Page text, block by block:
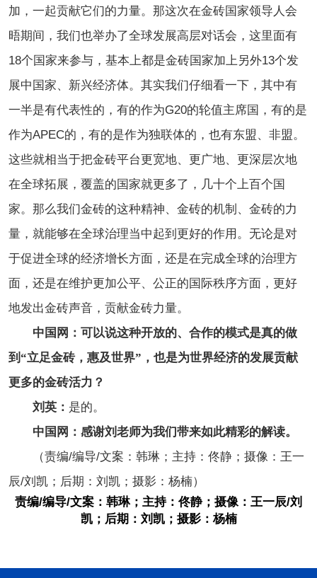
加，一起贡献它们的力量。那这次在金砖国家领导人会
晤期间，我们也举办了全球发展高层对话会，这里面有
18个国家来参与，基本上都是金砖国家加上另外13个发
展中国家、新兴经济体。其实我们仔细看一下，其中有
一半是有代表性的，有的作为G20的轮值主席国，有的是
作为APEC的，有的是作为独联体的，也有东盟、非盟。
这些就相当于把金砖平台更宽地、更广地、更深层次地
在全球拓展，覆盖的国家就更多了，几十个上百个国
家。那么我们金砖的这种精神、金砖的机制、金砖的力
量，就能够在全球治理当中起到更好的作用。无论是对
于促进全球的经济增长方面，还是在完成全球的治理方
面，还是在维护更加公平、公正的国际秩序方面，更好
地发出金砖声音，贡献金砖力量。
中国网：可以说这种开放的、合作的模式是真的做
到“立足金砖，惠及世界”，也是为世界经济的发展贡献
更多的金砖活力？
刘英： 是的。
中国网：感谢刘老师为我们带来如此精彩的解读。
（责编/编导/文案：韩琳；主持：佟静；摄像：王一
辰/刘凯；后期：刘凯；摄影：杨楠）
责编/编导/文案：韩琳；主持：佟静；摄像：王一辰/刘
凯；后期：刘凯；摄影：杨楠